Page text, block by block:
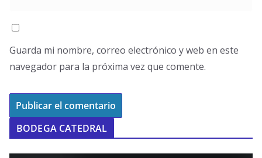
Guarda mi nombre, correo electrónico y web en este
navegador para la próxima vez que comente.
BODEGA CATEDRAL